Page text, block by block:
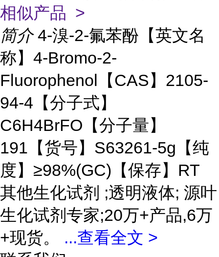
相似产品 >
简介 4-溴-2-氟苯酚【英文名
称】4-Bromo-2-
Fluorophenol【CAS】2105-
94-4【分子式】
C6H4BrFO【分子量】
191【货号】S63261-5g【纯
度】≥98%(GC)【保存】RT
其他生化试剂 ;透明液体; 源叶
生化试剂专家;20万+产品,6万
+现货。 ...查看全文 >